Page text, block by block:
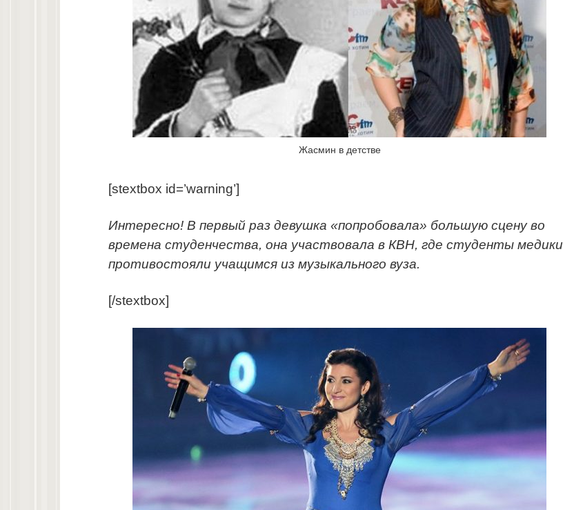
Жасмин в детстве
[stextbox id=’warning’]
Интересно! В первый раз девушка «попробовала» большую сцену во
времена студенчества, она участвовала в КВН, где студенты медики
противостояли учащимся из музыкального вуза.
[/stextbox]